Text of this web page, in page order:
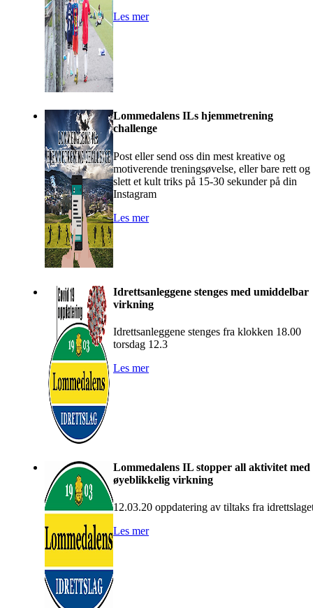
Les mer
Lommedalens ILs hjemmetrening
challenge
Post eller send oss din mest kreative og
motiverende treningsøvelse, eller bare rett og
slett et kult triks på 15-30 sekunder på din
Instagram
Les mer
Idrettsanleggene stenges med umiddelbar
virkning
Idrettsanleggene stenges fra klokken 18.00
torsdag 12.3
Les mer
Lommedalens IL stopper all aktivitet med
øyeblikkelig virkning
12.03.20 oppdatering av tiltaks fra
Les mer